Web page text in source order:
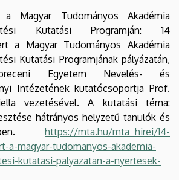
Magyar Tudományos Akadémia
Kutatási Programján: 14
a Magyar Tudományos Akadémia
Kutatási Programjának pályázatán,
Egyetem Nevelés- és
Intézetének kutatócsoportja Prof.
vezetésével. A kutatási téma:
hátrányos helyzetű tanulók és
https://mta.hu/mta_hirei/14-
a-magyar-tudomanyos-akademia-
kutatasi-palyazatan-a-nyertesek-